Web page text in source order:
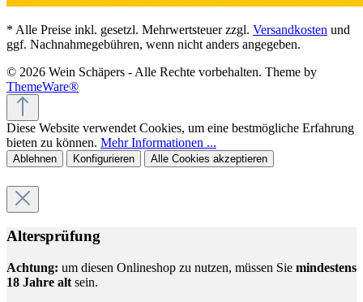
* Alle Preise inkl. gesetzl. Mehrwertsteuer zzgl. Versandkosten und
ggf. Nachnahmegebühren, wenn nicht anders angegeben.
© 2026 Wein Schäpers - Alle Rechte vorbehalten. Theme by
ThemeWare®
Diese Website verwendet Cookies, um eine bestmögliche Erfahrung
bieten zu können. Mehr Informationen ...
Ablehnen Konfigurieren Alle Cookies akzeptieren
Altersprüfung
Achtung: um diesen Onlineshop zu nutzen, müssen Sie mindestens
18 Jahre alt sein.